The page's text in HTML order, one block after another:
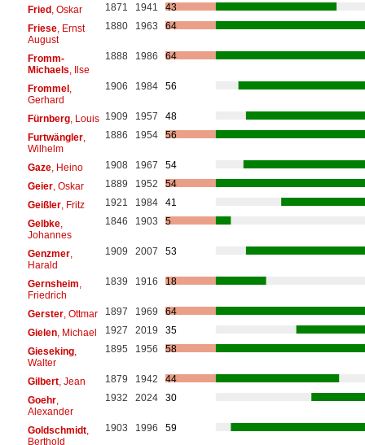
Fried, Oskar 1871 1941
43
Friese, Ernst
August
1880 1963 64
Fromm-
Michaels , Ilse
1888 1986 64
Frommel,
Gerhard
1906 1984 56
Fürnberg, Louis 1909 1957
48
Furtwängler,
Wilhelm
1886 1954 56
Gaze, Heino 1908 1967
54
Geier, Oskar 1889 1952
54
Geißler, Fritz 1921 1984
41
Gelbke,
Johannes
1846 1903 5
Genzmer,
Harald
1909 2007 53
Gernsheim
Friedrich
1839 1916 18
Gerster, Ottmar 1897 1969
64
Gielen, Michael 1927 2019
35
Gieseking,
Walter
1895 1956 58
Gilbert, Jean 1879 1942
44
Goehr,
Alexander
1932 2024 30
Goldschmidt,
Berthold
1903 1996 59